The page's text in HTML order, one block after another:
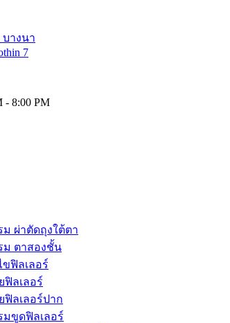
บางนา
7
- 8:00 PM
ม ผ่าตัดถุงใต้ตา
ม ตาสองชั้น
ฟิลเลอร์
ฟิลเลอร์
ฟิลเลอร์ปาก
มขูดฟิลเลอร์